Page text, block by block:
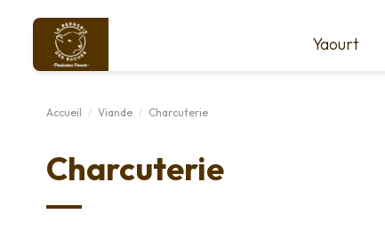
Yaourt
Accueil Viande Charcuterie
Charcuterie